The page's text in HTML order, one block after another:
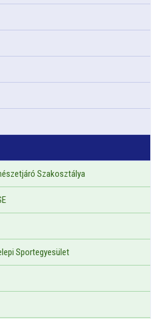
Szakosztálya
Sportegyesület